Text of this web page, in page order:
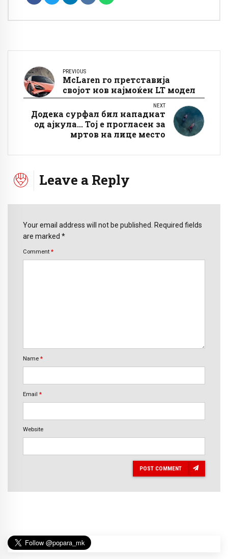
PREVIOUS
McLaren го претставија
својот нов најмоќен LT модел
NEXT
Додека сурфал бил нападнат
од ајкула... Тој е прогласен за
мртов на лице место
Leave a Reply
Your email address will not be published. Required fields
are marked *
Comment *
Name *
Email *
Website
POST COMMENT